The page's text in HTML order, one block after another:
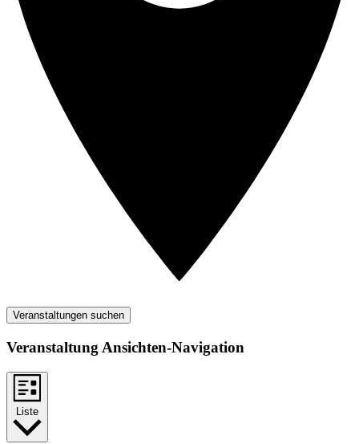
Veranstaltungen suchen
Veranstaltung Ansichten-Navigation
Liste